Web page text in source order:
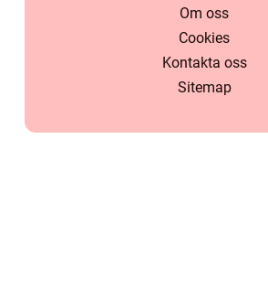
Om oss
Cookies
Kontakta oss
Sitemap